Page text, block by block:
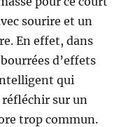
sourire et un
En effet, dans
d’effets
qui
réfléchir sur un
trop commun.